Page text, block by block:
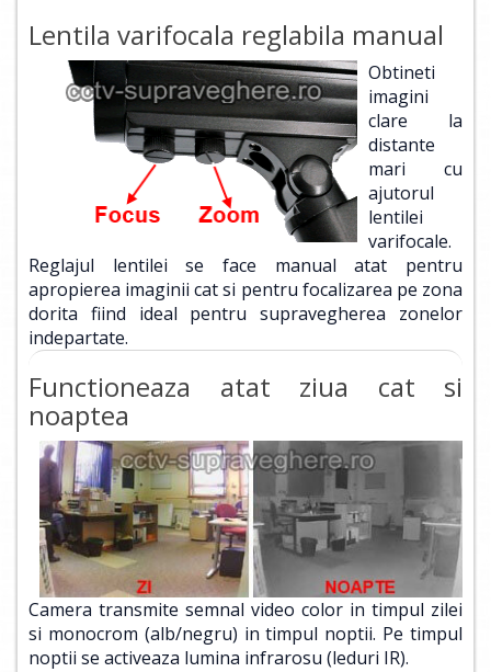
Lentila varifocala reglabila manual
Obtineti
imagini
clare la
distante
mari cu
ajutorul
lentilei
varifocale.
Reglajul lentilei se face manual atat pentru
apropierea imaginii cat si pentru focalizarea pe zona
dorita fiind ideal pentru supravegherea zonelor
indepartate.
Functioneaza atat ziua cat si
noaptea
Camera transmite semnal video color in timpul zilei
si monocrom (alb/negru) in timpul noptii. Pe timpul
noptii se activeaza lumina infrarosu (leduri IR).